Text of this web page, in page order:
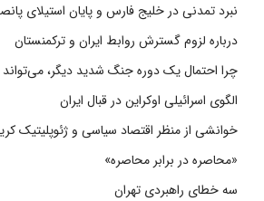
نبرد تمدنی در خلیج فارس و پایان استیلای
درباره لزوم گسترش روابط ایران و ترکمنستان
چرا احتمال یک دوره جنگ شدید دیگر، می‌تواند
الگوی اسرائیلی اوکراین در قبال ایران
خوانشی از منظر اقتصاد سیاسی و ژئوپلیتیک
«محاصره در برابر محاصره»
سه خطای راهبردی تهران